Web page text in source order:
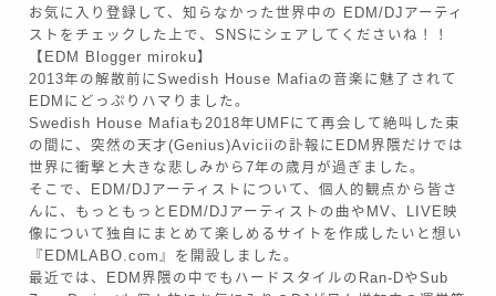
Follow Me
お気に入り登録して、知らなかった世界中の EDM/DJアーティ
ストをチェックした上で、SNSにシェアしてくださいね！！
【EDM Blogger miroku】
2013年の解散前にSwedish House Mafiaの音楽に魅了されて
EDMにどっぷりハマりました。
Swedish House Mafiaも2018年UMFにて再会して絶叫した束
の間に、突然の天才(Genius)Aviciiの訃報にEDM界隈だけでは
世界に衝撃と大きな悲しみから7年の歳月が過ぎました。
そこで、EDM/DJアーティストについて、個人的観点から皆さ
んに、もっともっとEDM/DJアーティストの曲やMV、LIVE映
像について独自にまとめて楽しめるサイトを作成したいと想い
『EDMLABO.com』を開設しました。
最近では、EDM界隈の中でもハードスタイルのRan-DやSub